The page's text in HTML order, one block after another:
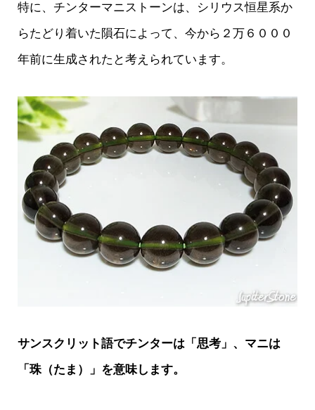
特に、チンターマニストーンは、シリウス恒星系か
らたどり着いた隕石によって、今から２万６０００
年前に生成されたと考えられています。
サンスクリット語でチンターは「思考」、マニは
「珠（たま）」を意味します。